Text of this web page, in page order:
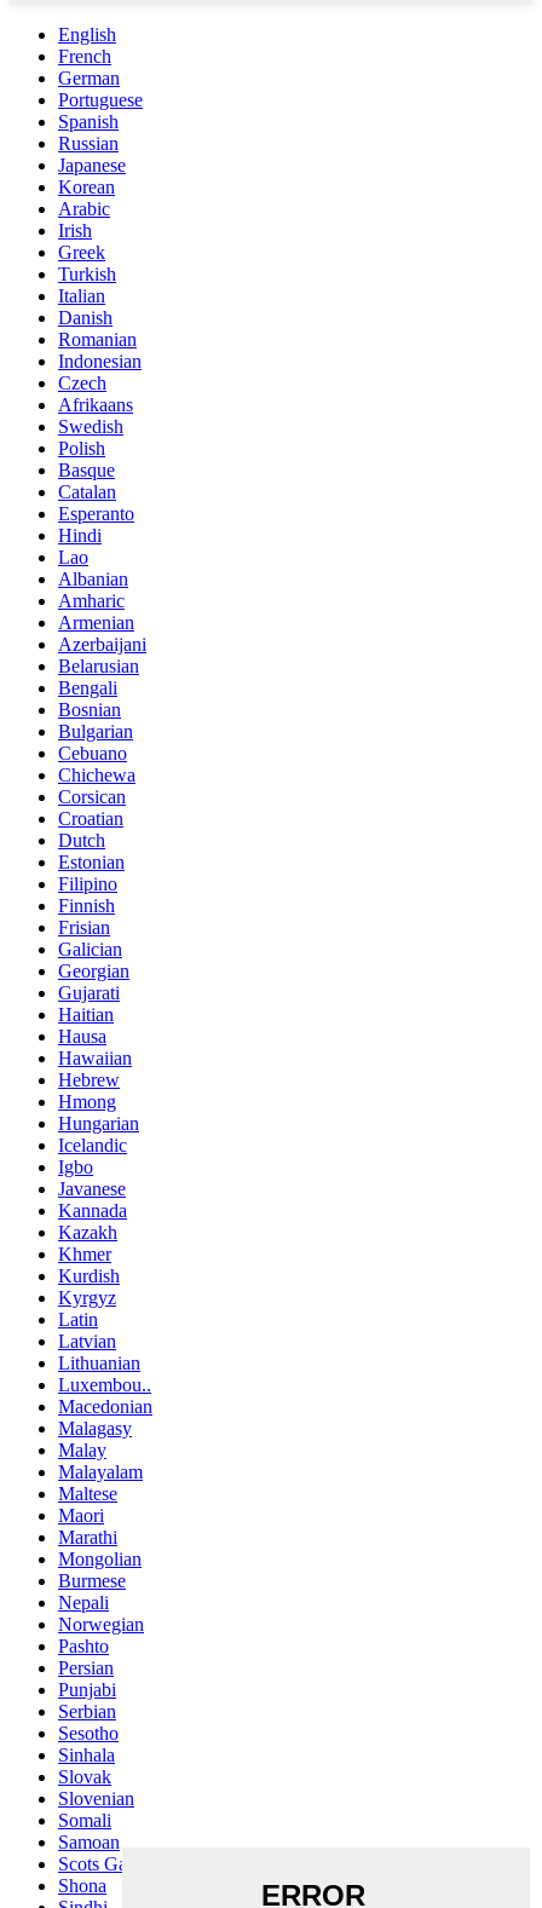
English
French
German
Portuguese
Spanish
Russian
Japanese
Korean
Arabic
Irish
Greek
Turkish
Italian
Danish
Romanian
Indonesian
Czech
Afrikaans
Swedish
Polish
Basque
Catalan
Esperanto
Hindi
Lao
Albanian
Amharic
Armenian
Azerbaijani
Belarusian
Bengali
Bosnian
Bulgarian
Cebuano
Chichewa
Corsican
Croatian
Dutch
Estonian
Filipino
Finnish
Frisian
Galician
Georgian
Gujarati
Haitian
Hausa
Hawaiian
Hebrew
Hmong
Hungarian
Icelandic
Igbo
Javanese
Kannada
Kazakh
Khmer
Kurdish
Kyrgyz
Latin
Latvian
Lithuanian
Luxembou..
Macedonian
Malagasy
Malay
Malayalam
Maltese
Maori
Marathi
Mongolian
Burmese
Nepali
Norwegian
Pashto
Persian
Punjabi
Serbian
Sesotho
Sinhala
Slovak
Slovenian
Somali
Samoan
Scots Gaelic
Shona